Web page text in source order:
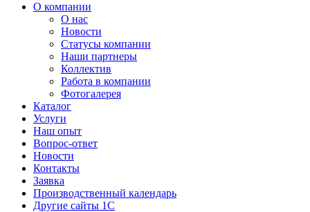
О компании
О нас
Новости
Cтатусы компании
Наши партнеры
Коллектив
Работа в компании
Фотогалерея
Каталог
Услуги
Наш опыт
Вопрос-ответ
Новости
Контакты
Заявка
Производственный календарь
Другие сайты 1С